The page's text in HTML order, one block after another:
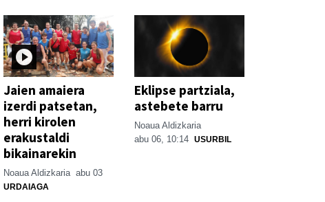
Jaien amaiera
izerdi patsetan,
herri kirolen
erakustaldi
bikainarekin
Noaua Aldizkaria abu 03
URDAIAGA
Eklipse partziala,
astebete barru
Noaua Aldizkaria
abu 06, 10:14 USURBIL